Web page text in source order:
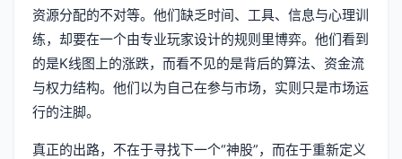
资源分配的不对等。他们缺乏时间、工具、信息与心理训
练，却要在一个由专业玩家设计的规则里博弈。他们看到
的是K线图上的涨跌，而看不见的是背后的算法、资金流
与权力结构。他们以为自己在参与市场，实则只是市场运
行的注脚。
真正的出路，不在于寻找下一个“神股”，而在于重新定义